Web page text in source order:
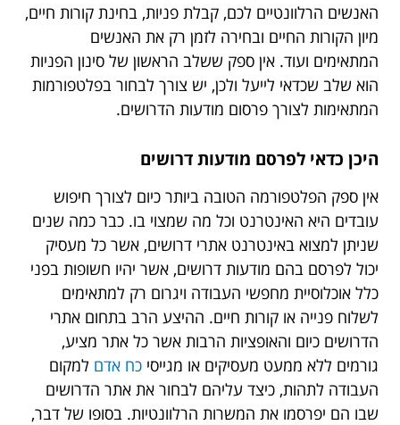
האנשים הרלוונטיים לכם, קבלת פניות, בחינת קורות חיים,
מיון הקורות החיים ובחירה לזמן רק את האנשים
המתאימים ועוד. אין ספק ששלב הראשון של סינון הפניות
הוא שלב שכדאי לייעל ולכן, יש צורך לבחור בפלטפורמות
המתאימות לצורך פרסום מודעות הדרושים.
היכן כדאי לפרסם מודעות דרושים
אין ספק הפלטפורמה הטובה ביותר כיום לצורך חיפוש
עובדים היא האינטרנט וכל מה שמצוי בו. כבר כמה שנים
שניתן למצוא באינטרנט אתרי דרושים, אשר כל מעסיק
יכול לפרסם בהם מודעות דרושים, אשר יהיו חשופות בפני
כלל אוכלוסיית מחפשי העבודה ויגרום רק למתאימים
לשלוח פנייה או קורות חיים. ההיצע הרב בתחום אתרי
הדרושים כיום והאופציות הרבות אשר כל אתר מציע,
גורמים ללא ממעט מעסיקים או מגייסי כח אדם למקום
העבודה לתהות, כיצד עליהם לבחור את אתר הדרושים
שבו הם יפרסמו את המשרות הרלוונטיות. בסופו של דבר,